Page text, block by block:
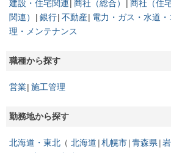
建設・住宅関連 商社（総合）
商社（住
関連）
銀行 不動産 電力・ガス・水道
理・メンテナンス
職種から探す
営業 施工管理
勤務地から探す
北海道・東北 北海道 札幌市 青森県